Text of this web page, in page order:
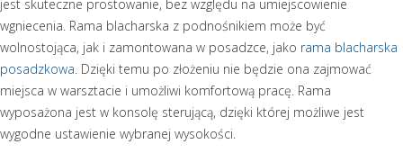
jest skuteczne prostowanie, bez względu na umiejscowienie
wgniecenia. Rama blacharska z podnośnikiem może być
wolnostojąca, jak i zamontowana w posadzce, jako rama blacharska
posadzkowa. Dzięki temu po złożeniu nie będzie ona zajmować
miejsca w warsztacie i umożliwi komfortową pracę. Rama
wyposażona jest w konsolę sterującą, dzięki której możliwe jest
wygodne ustawienie wybranej wysokości.